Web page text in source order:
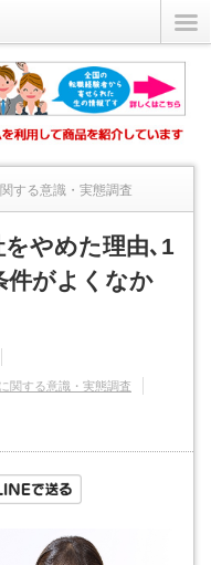
する意識・実態調査
位は｢労働時間･...
やめた理由､1
件がよくなか
関する意識・実態調査